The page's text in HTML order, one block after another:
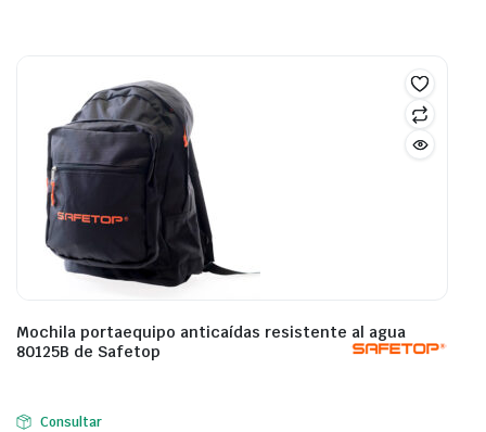
Mochila portaequipo anticaídas resistente al agua
80125B de Safetop
Consultar